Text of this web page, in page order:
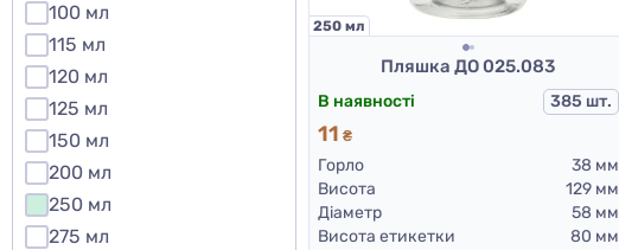
100 мл
115 мл
120 мл
125 мл
150 мл
200 мл
250 мл
275 мл
250 мл
Пляшка ДО 025.083
В наявності 385 шт.
11 ₴
Горло
38 мм
Висота
129 мм
Діаметр
58 мм
Висота етикетки
80 мм